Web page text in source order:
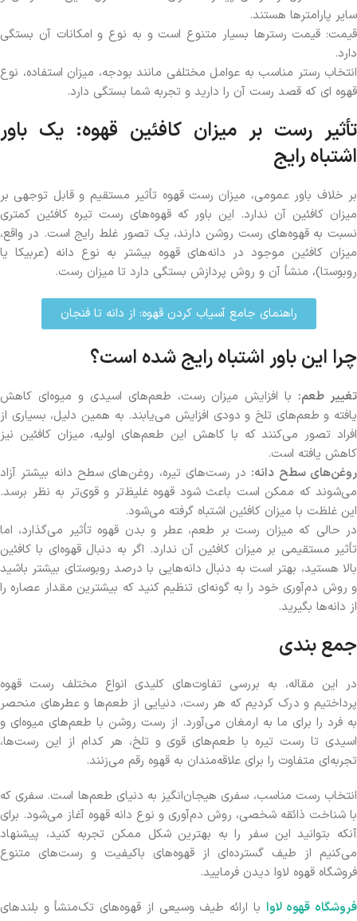
سایر پارامترها هستند.
قیمت: قیمت رسترها بسیار متنوع است و به نوع و امکانات آن بستگی
دارد.
انتخاب رستر مناسب به عوامل مختلفی مانند بودجه، میزان استفاده، نوع
قهوه ای که قصد رست آن را دارید و تجربه شما بستگی دارد.
تأثیر رست بر میزان کافئین قهوه: یک باور
اشتباه رایج
بر خلاف باور عمومی، میزان رست قهوه تأثیر مستقیم و قابل توجهی بر
میزان کافئین آن ندارد. این باور که قهوه‌های رست تیره کافئین کمتری
نسبت به قهوه‌های رست روشن دارند، یک تصور غلط رایج است. در واقع،
میزان کافئین موجود در دانه‌های قهوه بیشتر به نوع دانه (عربیکا یا
روبوستا)، منشأ آن و روش پردازش بستگی دارد تا میزان رست.
راهنمای جامع آسیاب کردن قهوه: از دانه تا فنجان
چرا این باور اشتباه رایج شده است؟
تغییر طعم: با افزایش میزان رست، طعم‌های اسیدی و میوه‌ای کاهش
یافته و طعم‌های تلخ و دودی افزایش می‌یابند. به همین دلیل، بسیاری از
افراد تصور می‌کنند که با کاهش این طعم‌های اولیه، میزان کافئین نیز
کاهش یافته است.
روغن‌های سطح دانه: در رست‌های تیره، روغن‌های سطح دانه بیشتر آزاد
می‌شوند که ممکن است باعث شود قهوه غلیظ‌تر و قوی‌تر به نظر برسد.
این غلظت با میزان کافئین اشتباه گرفته می‌شود.
در حالی که میزان رست بر طعم، عطر و بدن قهوه تأثیر می‌گذارد، اما
تأثیر مستقیمی بر میزان کافئین آن ندارد. اگر به دنبال قهوه‌ای با کافئین
بالا هستید، بهتر است به دنبال دانه‌هایی با درصد روبوستای بیشتر باشید
و روش دم‌آوری خود را به گونه‌ای تنظیم کنید که بیشترین مقدار عصاره را
از دانه‌ها بگیرید.
جمع بندی
در این مقاله، به بررسی تفاوت‌های کلیدی انواع مختلف رست قهوه
پرداختیم و درک کردیم که هر رست، دنیایی از طعم‌ها و عطرهای منحصر
به فرد را برای ما به ارمغان می‌آورد. از رست روشن با طعم‌های میوه‌ای و
اسیدی تا رست تیره با طعم‌های قوی و تلخ، هر کدام از این رست‌ها،
تجربه‌ای متفاوت را برای علاقه‌مندان به قهوه رقم می‌زنند.
انتخاب رست مناسب، سفری هیجان‌انگیز به دنیای طعم‌ها است. سفری که
با شناخت ذائقه شخصی، روش دم‌آوری و نوع دانه قهوه آغاز می‌شود. برای
آنکه بتوانید این سفر را به بهترین شکل ممکن تجربه کنید، پیشنهاد
می‌کنیم از طیف گسترده‌ای از قهوه‌های باکیفیت و رست‌های متنوع
فروشگاه قهوه لاوا دیدن فرمایید.
فروشگاه قهوه لاوا با ارائه طیف وسیعی از قهوه‌های تک‌منشأ و بلندهای